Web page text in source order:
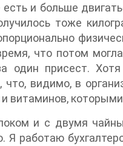
и больше
тоже
что потом
один присест.
видимо, в
витаминов, которыми
и с двумя
работаю